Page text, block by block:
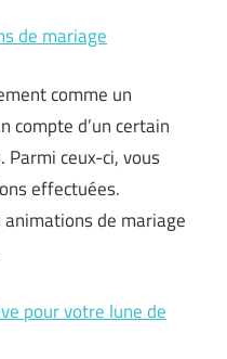
de mariage
comme un
compte d’un certain
ceux-ci, vous
effectuées.
de mariage
pour votre lune de